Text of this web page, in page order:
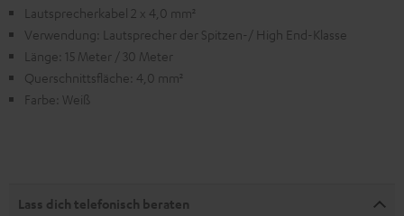
Lautsprecherkabel 2 x 4,0 mm²
Verwendung: Lautsprecher der Spitzen-/ High End-Klasse
Länge: 15 Meter / 30 Meter
Querschnittsfläche: 4,0 mm²
Farbe: Weiß
Lass dich telefonisch beraten